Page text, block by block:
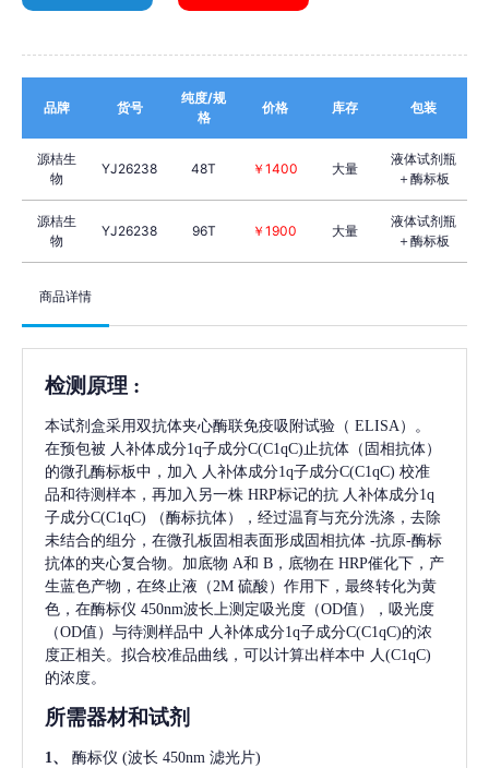
品牌 货号
纯度/规
格
价格 库存 包装
源桔生
物
YJ26238 48T ￥1400 大量
液体试剂瓶
＋酶标板
源桔生
物
YJ26238 96T ￥1900 大量
液体试剂瓶
＋酶标板
商品详情
检测原理 :
本试剂盒采用双抗体夹心酶联免疫吸附试验（ ELISA）。
在预包被 人补体成分1q子成分C(C1qC)止抗体（固相抗体）
的微孔酶标板中，加入 人补体成分1q子成分C(C1qC) 校准
品和待测样本，再加入另一株 HRP标记的抗 人补体成分1q
子成分C(C1qC)
（酶标抗体），经过温育与充分洗涤，去除
未结合的组分，在微孔板固相表面形成固相抗体 -抗原-酶标
抗体的夹心复合物。加底物 A和 B，底物在 HRP催化下，产
生蓝色产物，在终止液（2M 硫酸）作用下，最终转化为黄
色，在酶标仪 450nm波长上测定吸光度（OD值），吸光度
（OD值）与待测样品中 人补体成分1q子成分C(C1qC)的浓
度正相关。拟合校准品曲线，可以计算出样本中 人(C1qC)
的浓度。
所需器材和试剂
1、 酶标仪 (波长 450nm 滤光片)